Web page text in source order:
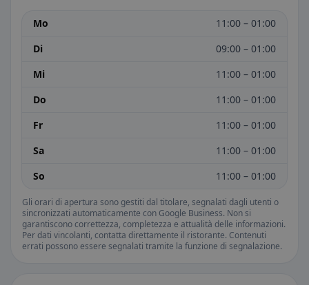
Mo
11:00 – 01:00
Di
09:00 – 01:00
Mi
11:00 – 01:00
Do
11:00 – 01:00
Fr
11:00 – 01:00
Sa
11:00 – 01:00
So
11:00 – 01:00
Gli orari di apertura sono gestiti dal titolare, segnalati dagli utenti o
sincronizzati automaticamente con Google Business. Non si
garantiscono correttezza, completezza e attualità delle informazioni.
Per dati vincolanti, contatta direttamente il ristorante. Contenuti
errati possono essere segnalati tramite la funzione di segnalazione.